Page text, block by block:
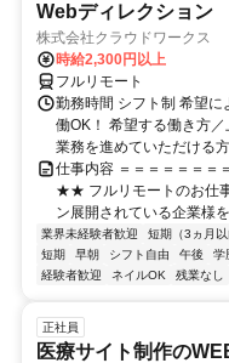
Webディレクショ
株式会社クラウドワークス
時給2,300円以上
フルリモート
勤務時間 シフト制 希望
働OK！ 希望する働き方
業務を進めていただける
仕事内容 ＝＝＝＝＝＝＝
★★ フルリモートのお仕
ン展開されている企業様
業界未経験者歓迎 短期（3ヵ月以
短期
早朝 シフト自由 午後 学
経験者歓迎
ネイルOK 残業なし
正社員
医療サイト制作の